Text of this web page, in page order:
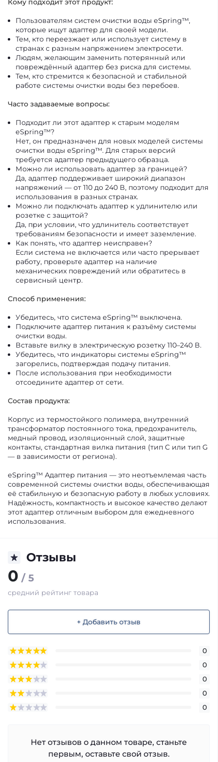
Кому подходит этот продукт:
Пользователям систем очистки воды eSpring™,
которые ищут адаптер для своей модели.
Тем, кто переезжает или использует систему в
странах с разным напряжением электросети.
Людям, желающим заменить потерянный или
повреждённый адаптер без риска для системы.
Тем, кто стремится к безопасной и стабильной
работе системы очистки воды без перебоев.
Часто задаваемые вопросы:
Подходит ли этот адаптер к старым моделям
eSpring™?
Нет, он предназначен для новых моделей системы
очистки воды eSpring™. Для старых версий
требуется адаптер предыдущего образца.
Можно ли использовать адаптер за границей?
Да, адаптер поддерживает широкий диапазон
напряжений — от 110 до 240 В, поэтому подходит для
использования в разных странах.
Можно ли подключать адаптер к удлинителю или
розетке с защитой?
Да, при условии, что удлинитель соответствует
требованиям безопасности и имеет заземление.
Как понять, что адаптер неисправен?
Если система не включается или часто прерывает
работу, проверьте адаптер на наличие
механических повреждений или обратитесь в
сервисный центр.
Способ применения:
Убедитесь, что система eSpring™ выключена.
Подключите адаптер питания к разъёму системы
очистки воды.
Вставьте вилку в электрическую розетку 110–240 В.
Убедитесь, что индикаторы системы eSpring™
загорелись, подтверждая подачу питания.
После использования при необходимости
отсоедините адаптер от сети.
Состав продукта:
Корпус из термостойкого полимера, внутренний
трансформатор постоянного тока, предохранитель,
медный провод, изоляционный слой, защитные
контакты, стандартная вилка питания (тип C или тип G
— в зависимости от региона).
eSpring™ Адаптер питания — это неотъемлемая часть
современной системы очистки воды, обеспечивающая
её стабильную и безопасную работу в любых условиях.
Надёжность, компактность и высокое качество делают
этот адаптер отличным выбором для ежедневного
использования.
Отзывы
0 / 5
средний рейтинг товара
+ Добавить отзыв
0
0
0
0
0
Нет отзывов о данном товаре, станьте
первым, оставьте свой отзыв.